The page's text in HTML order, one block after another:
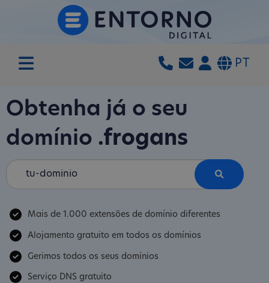
PT
Obtenha já o seu
domínio .frogans
Mais de 1.000 extensões de domínio diferentes
Alojamento gratuito em todos os domínios
Gerimos todos os seus domínios
Serviço DNS gratuito